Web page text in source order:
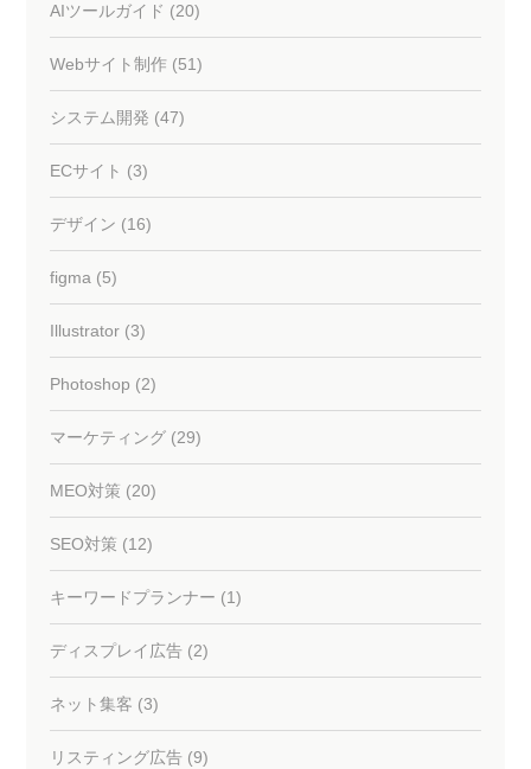
AIツールガイド (20)
Webサイト制作 (51)
システム開発 (47)
ECサイト (3)
デザイン (16)
figma (5)
Illustrator (3)
Photoshop (2)
マーケティング (29)
MEO対策 (20)
SEO対策 (12)
キーワードプランナー (1)
ディスプレイ広告 (2)
ネット集客 (3)
リスティング広告 (9)